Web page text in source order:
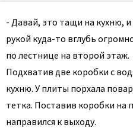
- Давай, это тащи на кухню,
рукой куда-то вглубь
по лестнице на второй этаж.
Подхватив две коробки с
кухню. У плиты порхала
тетка. Поставив коробки на
направился к выходу.